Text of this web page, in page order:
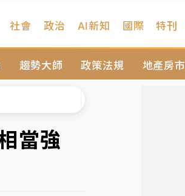
趨勢大師 政策法規 地產房市
社會 政治 AI新知 國際 特刊
當強